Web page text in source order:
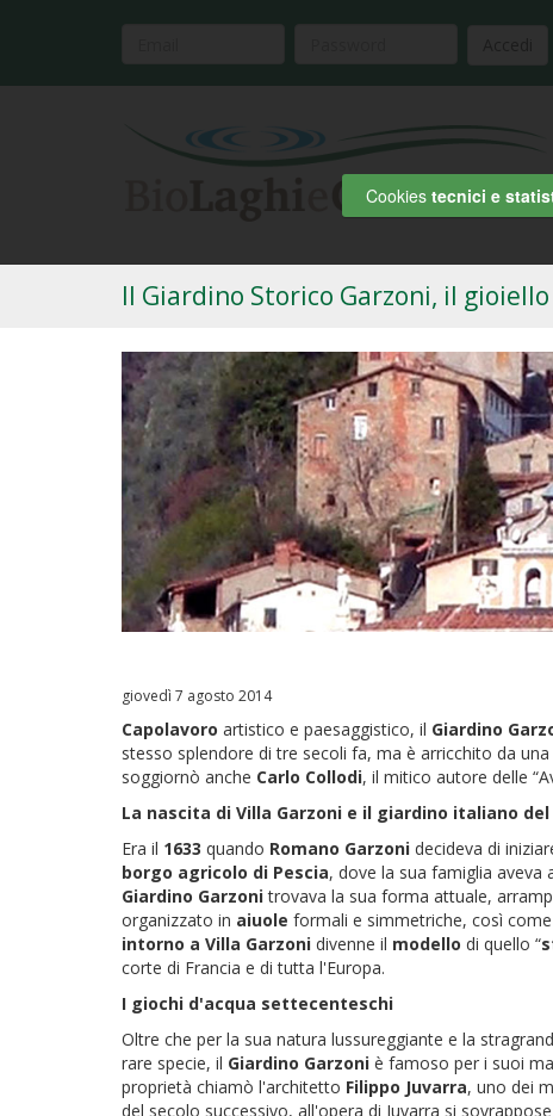
Il Giardino Storico Garzoni, il
giovedì 7 agosto 2014
Capolavoro artistico e paesaggistico, il Giardino
stesso splendore di tre secoli fa, ma è arricchito da
soggiornò anche Carlo Collodi, il mitico autore delle
La nascita di Villa Garzoni e il giardino italiano del
Era il 1633 quando Romano Garzoni decideva di
borgo agricolo di Pescia, dove la sua famiglia aveva
Giardino Garzonitrovava la sua forma attuale,
organizzato in aiuole formali e simmetriche, così
intorno a Villa Garzoni divenne il modello di quello “
corte di Francia e di tutta l'Europa.
I giochi d'acqua settecenteschi
Oltre che per la sua natura lussureggiante e la
rare specie, il Giardino Garzoni è famoso per i suoi
proprietà chiamò l'architetto Filippo Juvarra, uno dei
del secolo successivo, all'opera di Juvarra si
Cookies tecnici e